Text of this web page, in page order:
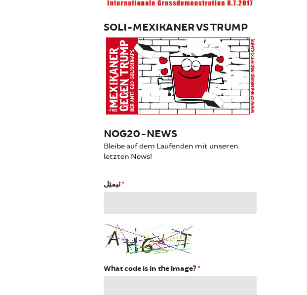
SOLI-MEXIKANER VS TRUMP
NOG20-NEWS
Bleibe auf dem Laufenden mit unseren
letzten News!
*
What code is in the image? *